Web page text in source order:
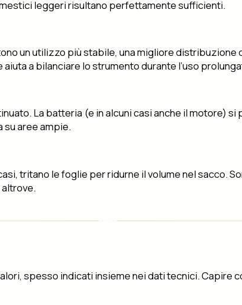
leggeri risultano perfettamente sufficienti.
un utilizzo più stabile, una migliore
a bilanciare lo strumento durante l’uso
La batteria (e in alcuni casi anche il motore)
su aree ampie.
tritano le foglie per ridurne il volume nel sacco.
spesso indicati insieme nei dati tecnici. Capire